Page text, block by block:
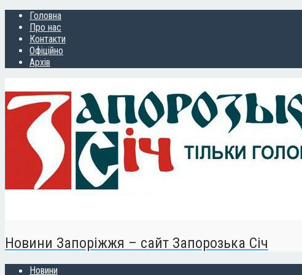
Головна
Про нас
Контакти
Офіційно
Архів
Новини Запоріжжя – сайт Запорозька Січ
Новини